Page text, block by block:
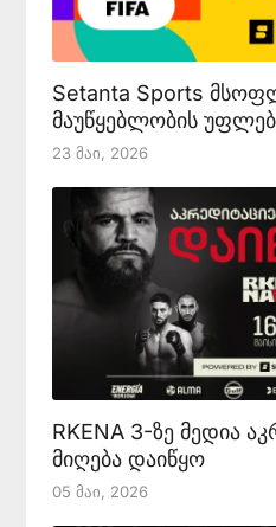
Setanta Sports
მაუწყებლობის
23 Მაი, 2026
RKENA 3-ზე მედია
მიღება დაიწყო
05 Მაი, 2026